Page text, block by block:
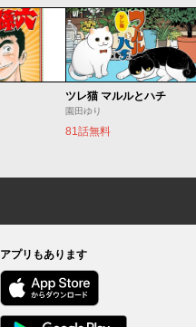
ツレ猫 マルルとハチ
園田ゆり
81話無料
アプリもあります